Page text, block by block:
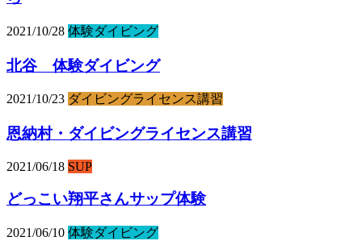
2021/10/28 体験ダイビング
北谷 体験ダイビング
2021/10/23 ダイビングライセンス講習
恩納村・ダイビングライセンス講習
2021/06/18 SUP
どっこい翔平さんサップ体験
2021/06/10 体験ダイビング